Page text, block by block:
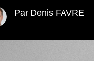
Par Denis FAVRE